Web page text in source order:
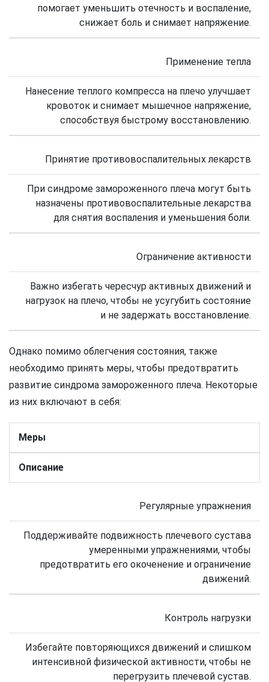
помогает уменьшить отечность и воспаление,
снижает боль и снимает напряжение.
Применение тепла
Нанесение теплого компресса на плечо улучшает
кровоток и снимает мышечное напряжение,
способствуя быстрому восстановлению.
Принятие противовоспалительных лекарств
При синдроме замороженного плеча могут быть
назначены противовоспалительные лекарства
для снятия воспаления и уменьшения боли.
Ограничение активности
Важно избегать чересчур активных движений и
нагрузок на плечо, чтобы не усугубить состояние
и не задержать восстановление.
Однако помимо облегчения состояния, также
необходимо принять меры, чтобы предотвратить
развитие синдрома замороженного плеча. Некоторые
из них включают в себя:
Меры
Описание
Регулярные упражнения
Поддерживайте подвижность плечевого сустава
умеренными упражнениями, чтобы
предотвратить его окоченение и ограничение
движений.
Контроль нагрузки
Избегайте повторяющихся движений и слишком
интенсивной физической активности, чтобы не
перегрузить плечевой сустав.